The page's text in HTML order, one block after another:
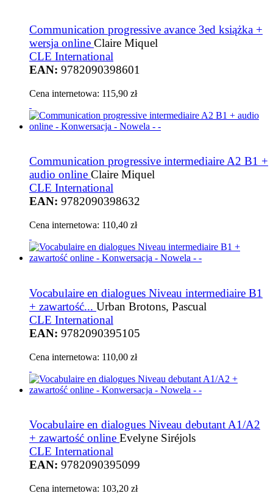
Communication progressive avance 3ed książka +
wersja online Claire Miquel
CLE International
EAN: 9782090398601
Cena internetowa: 115,90 zł
Communication progressive intermediaire A2 B1 +
audio online Claire Miquel
CLE International
EAN: 9782090398632
Cena internetowa: 110,40 zł
Vocabulaire en dialogues Niveau intermediaire B1
+ zawartość... Urban Brotons, Pascual
CLE International
EAN: 9782090395105
Cena internetowa: 110,00 zł
Vocabulaire en dialogues Niveau debutant A1/A2
+ zawartość online Evelyne Siréjols
CLE International
EAN: 9782090395099
Cena internetowa: 103,20 zł